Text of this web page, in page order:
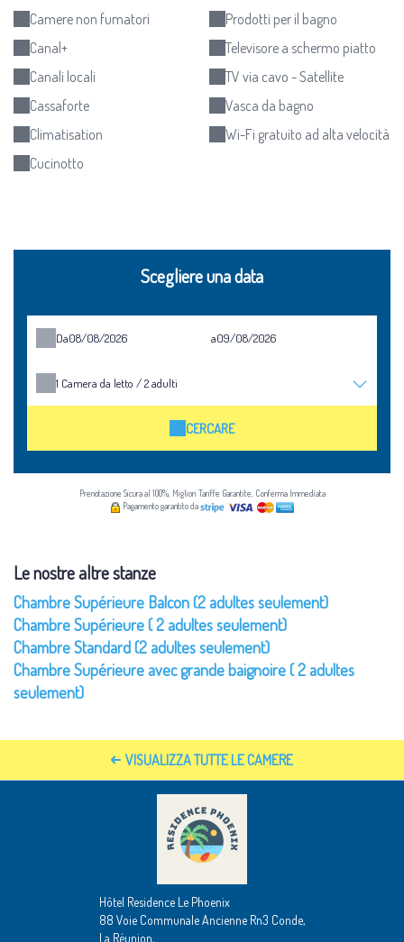
Camere non fumatori
Canal+
Canali locali
Cassaforte
Climatisation
Cucinotto
Prodotti per il bagno
Televisore a schermo piatto
TV via cavo - Satellite
Vasca da bagno
Wi-Fi gratuito ad alta velocità
Scegliere una data
Da a
1 Camera da letto /2adulti
CERCARE
Prenotazione Sicura al 100%, Migliori Tariffe Garantite, Conferma Immediata
Pagamento garantito da
Le nostre altre stanze
Chambre Supérieure Balcon (2 adultes seulement)
Chambre Supérieure ( 2 adultes seulement)
Chambre Standard (2 adultes seulement)
Chambre Supérieure avec grande baignoire ( 2 adultes
seulement)
VISUALIZZA TUTTE LE CAMERE
Hôtel Residence Le Phoenix
88 Voie Communale Ancienne Rn3 Conde,
La Réunion,